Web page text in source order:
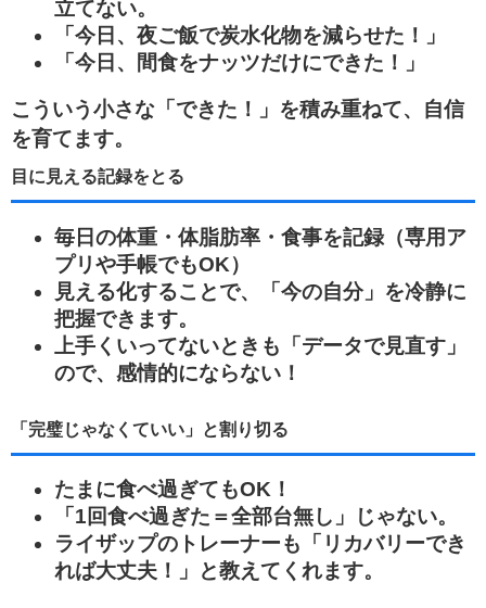
立てない。
「今日、夜ご飯で炭水化物を減らせた！」
「今日、間食をナッツだけにできた！」
こういう小さな「できた！」を積み重ねて、自信
を育てます。
目に見える記録をとる
毎日の体重・体脂肪率・食事を記録（専用ア
プリや手帳でもOK）
見える化することで、「今の自分」を冷静に
把握できます。
上手くいってないときも「データで見直す」
ので、感情的にならない！
「完璧じゃなくていい」と割り切る
たまに食べ過ぎてもOK！
「1回食べ過ぎた＝全部台無し」じゃない。
ライザップのトレーナーも「リカバリーでき
れば大丈夫！」と教えてくれます。